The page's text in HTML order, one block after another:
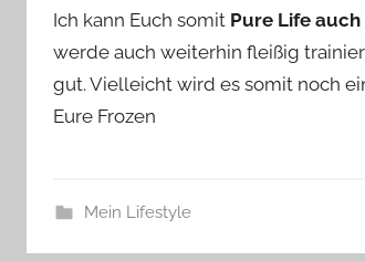
Ich kann Euch somit Pure Life
werde auch weiterhin fleißig
gut. Vielleicht wird es somit noch
Eure Frozen
Mein Lifestyle